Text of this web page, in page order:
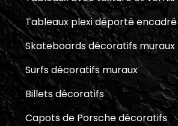
Tableaux plexi déporté encadré
Skateboards décoratifs muraux
Surfs décoratifs muraux
Billets décoratifs
Capots de Porsche décoratifs